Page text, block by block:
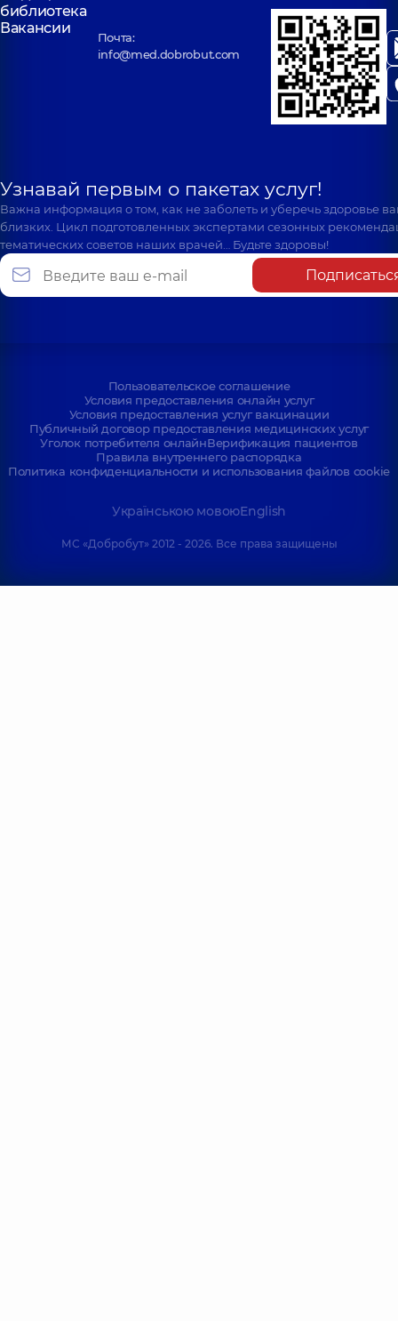
библиотека
Вакансии
Почта:
info@med.dobrobut.com
Узнавай первым о пакетах услуг!
Важна информация о том, как не заболеть и уберечь здоровье
близких. Цикл подготовленных экспертами сезонных
тематических советов наших врачей… Будьте здоровы!
Пользовательское соглашение
Условия предоставления онлайн услуг
Условия предоставления услуг вакцинации
Публичный договор предоставления медицинских услуг
Уголок потребителя онлайнВерификация пациентов
Правила внутреннего распорядка
Политика конфиденциальности и использования файлов cookie
Українською мовоюEnglish
МС «Добробут» 2012 - 2026. Все права защищены